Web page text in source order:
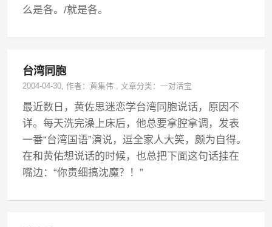
么是各。/就是各。
台湾同胞
2004-04-30, 作者：黄集伟 ,文章分类：一对活宝
最近数日，黄佐思迷恋学台湾同胞说话，原因不
详。每天洗完澡上床后，他总要拿腔拿调，发表
一番“台湾国语”演说，逗全家人大笑，颇为自得。
在和黄佑想说话的时候，也总把下面这句话挂在
嘴边：“你责细搞沈魔？！”